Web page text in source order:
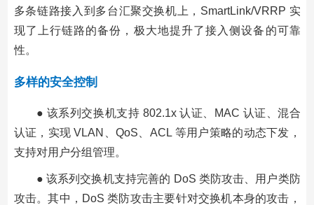
多条链路接入到多台汇聚交换机上，SmartLink/VRRP 实
现了上行链路的备份，极大地提升了接入侧设备的可靠
性。
多样的安全控制
● 该系列交换机支持 802.1x 认证、MAC 认证、混合
认证，实现 VLAN、QoS、ACL 等用户策略的动态下发，
支持对用户分组管理。
● 该系列交换机支持完善的 DoS 类防攻击、用户类防
攻击。其中，DoS 类防攻击主要针对交换机本身的攻击，